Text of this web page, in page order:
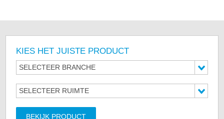
KIES HET JUISTE PRODUCT
SELECTEER BRANCHE
SELECTEER RUIMTE
BEKIJK PRODUCT